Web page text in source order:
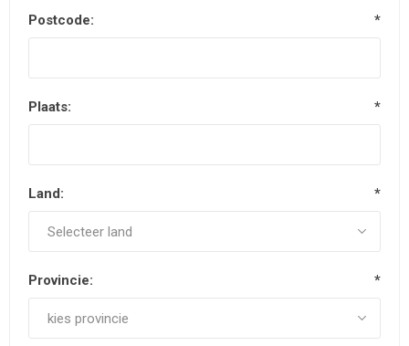
Postcode: *
Plaats: *
Land: *
Provincie: *